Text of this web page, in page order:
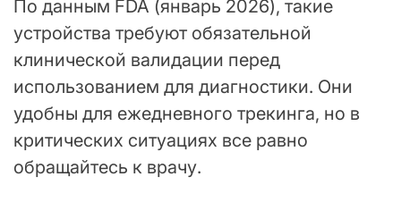
По данным FDA (январь 2026), такие
устройства требуют обязательной
клинической валидации перед
использованием для диагностики. Они
удобны для ежедневного трекинга, но в
критических ситуациях все равно
обращайтесь к врачу.